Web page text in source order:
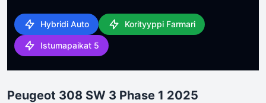
Hybridi Auto Korityyppi Farmari
Istumapaikat 5
Peugeot 308 SW 3 Phase 1 2025